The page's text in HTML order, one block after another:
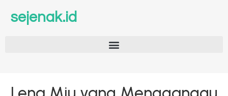
sejenak.id